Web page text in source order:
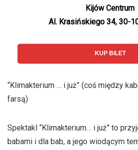
Kijów Centrum
Al. Krasińskiego 34, 30-
KUP BILET
“Klimakterium … i już” (coś między
farsą)
Spektakl “Klimakterium… i już” to
babami i dla bab, a jego wiodącym